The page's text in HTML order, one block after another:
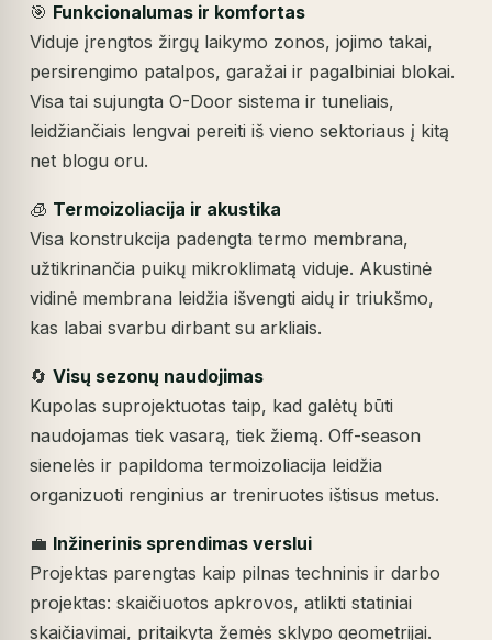
🎯 Funkcionalumas ir komfortas
Viduje įrengtos žirgų laikymo zonos, jojimo takai,
persirengimo patalpos, garažai ir pagalbiniai blokai.
Visa tai sujungta O-Door sistema ir tuneliais,
leidžiančiais lengvai pereiti iš vieno sektoriaus į kitą
net blogu oru.
🧊 Termoizoliacija ir akustika
Visa konstrukcija padengta termo membrana,
užtikrinančia puikų mikroklimatą viduje. Akustinė
vidinė membrana leidžia išvengti aidų ir triukšmo,
kas labai svarbu dirbant su arkliais.
🔄Visų sezonų naudojimas
Kupolas suprojektuotas taip, kad galėtų būti
naudojamas tiek vasarą, tiek žiemą. Off-season
sienelės ir papildoma termoizoliacija leidžia
organizuoti renginius ar treniruotes ištisus metus.
💼 Inžinerinis sprendimas verslui
Projektas parengtas kaip pilnas techninis ir darbo
projektas: skaičiuotos apkrovos, atlikti statiniai
skaičiavimai, pritaikyta žemės sklypo geometrijai.